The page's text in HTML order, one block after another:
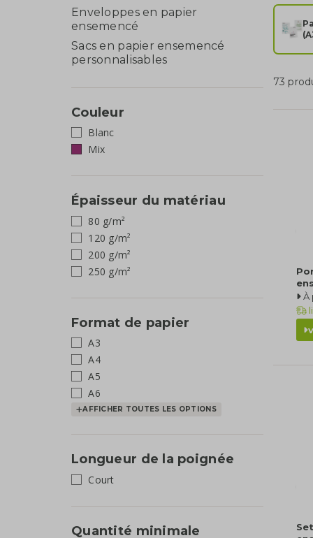
Enveloppes en papier
ensemencé
Sacs en papier ensemencé
personnalisables
Couleur
Blanc
Mix
Épaisseur du matériau
80 g/m²
120 g/m²
200 g/m²
250 g/m²
Format de papier
A3
A4
A5
A6
AFFICHER TOUTES LES OPTIONS
Longueur de la poignée
Court
Quantité minimale
73
À